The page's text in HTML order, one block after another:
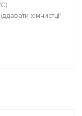
хімчистці!